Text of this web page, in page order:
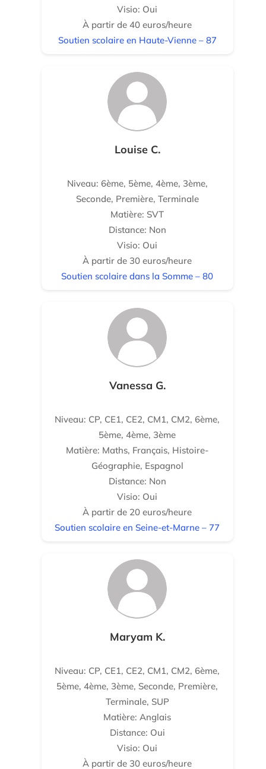
Visio: Oui
À partir de 40 euros/heure
Soutien scolaire en Haute-Vienne – 87
Louise C.
Niveau: 6ème, 5ème, 4ème, 3ème,
Seconde, Première, Terminale
Matière: SVT
Distance: Non
Visio: Oui
À partir de 30 euros/heure
Soutien scolaire dans la Somme – 80
Vanessa G.
Niveau: CP, CE1, CE2, CM1, CM2, 6ème,
5ème, 4ème, 3ème
Matière: Maths, Français, Histoire-
Géographie, Espagnol
Distance: Non
Visio: Oui
À partir de 20 euros/heure
Soutien scolaire en Seine-et-Marne – 77
Maryam K.
Niveau: CP, CE1, CE2, CM1, CM2, 6ème,
5ème, 4ème, 3ème, Seconde, Première,
Terminale, SUP
Matière: Anglais
Distance: Oui
Visio: Oui
À partir de 30 euros/heure